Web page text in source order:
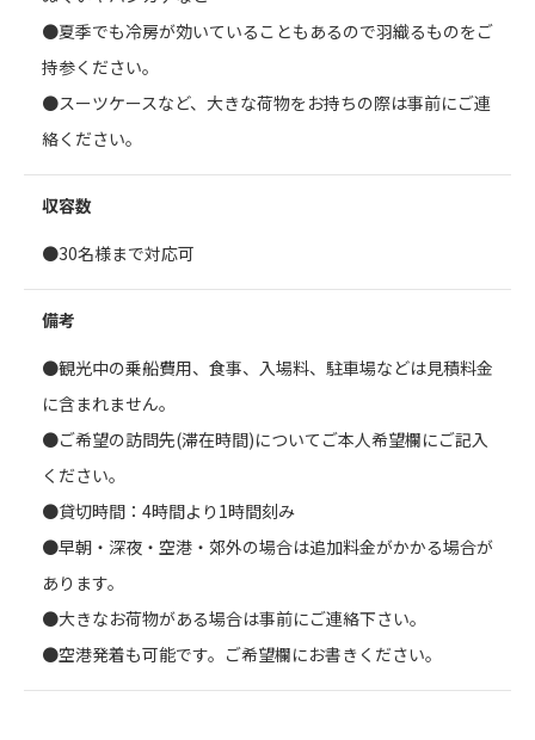
●夏季でも冷房が効いていることもあるので羽織るものをご
持参ください。
●スーツケースなど、大きな荷物をお持ちの際は事前にご連
絡ください。
収容数
●30名様まで対応可
備考
●観光中の乗船費用、食事、入場料、駐車場などは見積料金
に含まれません。
●ご希望の訪問先(滞在時間)についてご本人希望欄にご記入
ください。
●貸切時間：4時間より1時間刻み
●早朝・深夜・空港・郊外の場合は追加料金がかかる場合が
あります。
●大きなお荷物がある場合は事前にご連絡下さい。
●空港発着も可能です。ご希望欄にお書きください。